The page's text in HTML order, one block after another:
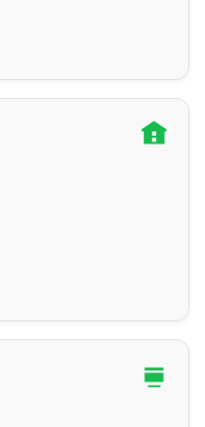
Finde
für
in Hilden
Budget.